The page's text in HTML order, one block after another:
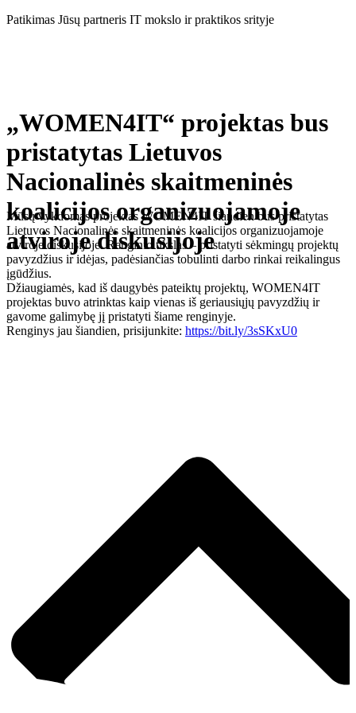
Eiti
Patikimas Jūsų partneris IT mokslo ir praktikos srityje
„WOMEN4IT“ projektas bus
pristatytas Lietuvos
Nacionalinės skaitmeninės
koalicijos organizuojamoje
atviroje diskusijoje
Mūsų vykdomas projektas WOMEN4IT šiandien bus pristatytas
Lietuvos Nacionalinės skaitmeninės koalicijos organizuojamoje
atviroje diskusijoje. Renginio tikslas – pristatyti sėkmingų projektų
pavyzdžius ir idėjas, padėsiančias tobulinti darbo rinkai reikalingus
įgūdžius.
Džiaugiamės, kad iš daugybės pateiktų projektų, WOMEN4IT
projektas buvo atrinktas kaip vienas iš geriausiųjų pavyzdžių ir
gavome galimybę jį pristatyti šiame renginyje.
Renginys jau šiandien, prisijunkite: https://bit.ly/3sSKxU0